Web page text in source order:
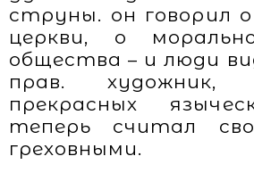
струны. он говорил
церкви, о
общества – и люди
прав. художник,
прекрасных
теперь считал
греховными.